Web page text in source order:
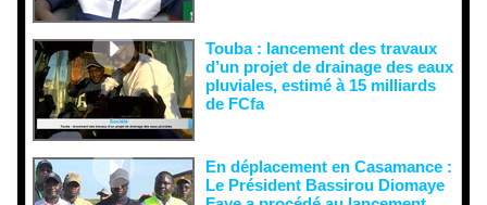
Touba : lancement des travaux
d’un projet de drainage des eaux
pluviales, estimé à 15 milliards
de FCfa ‎
En déplacement en Casamance :
Le Président Bassirou Diomaye